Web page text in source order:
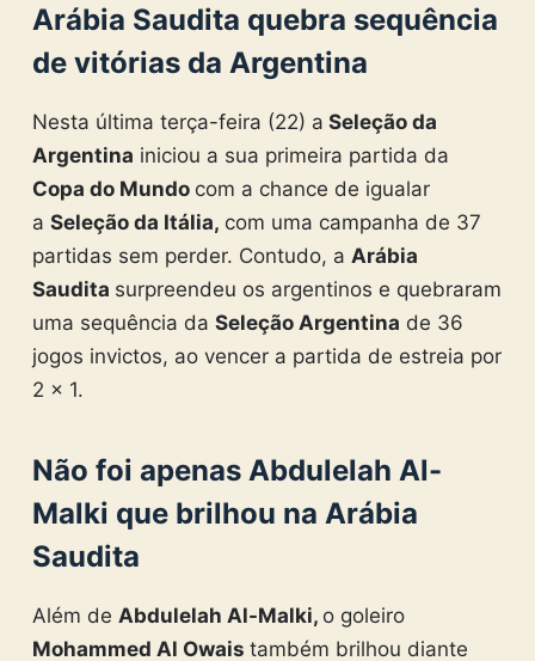
Arábia Saudita quebra sequência
de vitórias da Argentina
Nesta última terça-feira (22) a Seleção da
Argentina iniciou a sua primeira partida da
Copa do Mundo com a chance de igualar
a Seleção da Itália, com uma campanha de 37
partidas sem perder. Contudo, a Arábia
Saudita surpreendeu os argentinos e quebraram
uma sequência da Seleção Argentina de 36
jogos invictos, ao vencer a partida de estreia por
2 x 1.
Não foi apenas Abdulelah Al-
Malki que brilhou na Arábia
Saudita
Além de Abdulelah Al-Malki, o goleiro
Mohammed Al Owais também brilhou diante